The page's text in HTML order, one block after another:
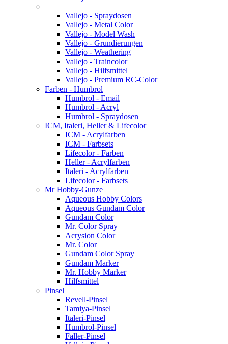
Vallejo - Spraydosen
Vallejo - Metal Color
Vallejo - Model Wash
Vallejo - Grundierungen
Vallejo - Weathering
Vallejo - Traincolor
Vallejo - Hilfsmittel
Vallejo - Premium RC-Color
Farben - Humbrol
Humbrol - Email
Humbrol - Acryl
Humbrol - Spraydosen
ICM, Italeri, Heller & Lifecolor
ICM - Acrylfarben
ICM - Farbsets
Lifecolor - Farben
Heller - Acrylfarben
Italeri - Acrylfarben
Lifecolor - Farbsets
Mr Hobby-Gunze
Aqueous Hobby Colors
Aqueous Gundam Color
Gundam Color
Mr. Color Spray
Acrysion Color
Mr. Color
Gundam Color Spray
Gundam Marker
Mr. Hobby Marker
Hilfsmittel
Pinsel
Revell-Pinsel
Tamiya-Pinsel
Italeri-Pinsel
Humbrol-Pinsel
Faller-Pinsel